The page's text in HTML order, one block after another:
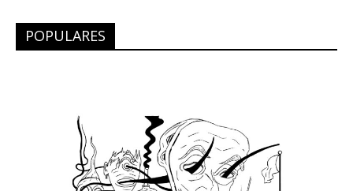
POPULARES